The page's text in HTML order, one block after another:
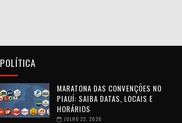
POLÍTICA
MARATONA DAS CONVENÇÕES NO
PIAUÍ: SAIBA DATAS, LOCAIS E
HORÁRIOS
JULHO 22, 2026